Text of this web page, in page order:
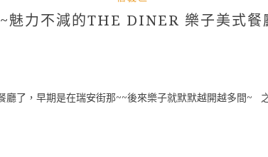
魅力不減的THE DINER 樂子美式餐
廳了，早期是在瑞安街那~~後來樂子就默默越開越多間~